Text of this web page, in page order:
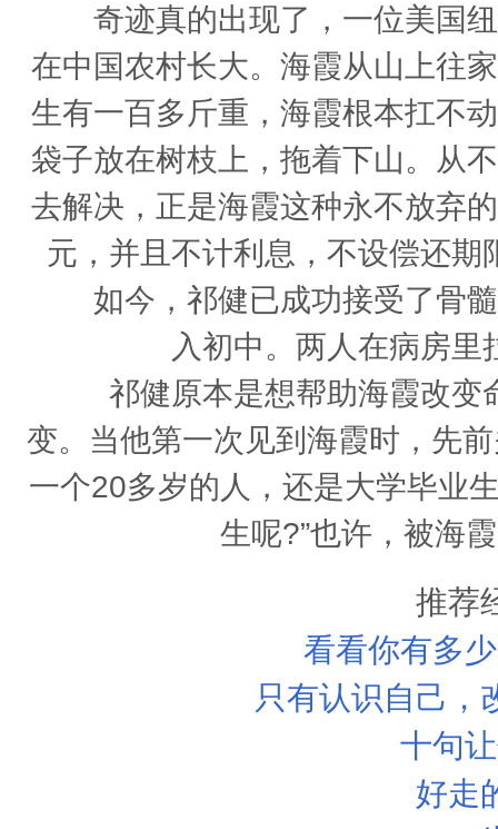
奇迹真的出现了，一位美国纽
在中国农村长大。海霞从山上往
生有一百多斤重，海霞根本扛不
袋子放在树枝上，拖着下山。从
去解决，正是海霞这种永不放弃
元，并且不计利息，不设偿还
如今，祁健已成功接受了骨髓
入初中。两人在病房
祁健原本是想帮助海霞改变
变。当他第一次见到海霞时，先前
一个20多岁的人，还是大学毕业
生呢?”也许，被海
推荐
看看你有多
只有认识自己，
十句
好走